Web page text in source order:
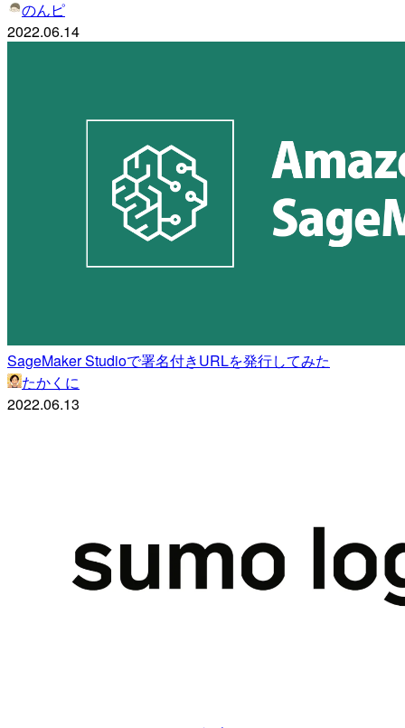
のんピ
2022.06.14
SageMaker Studioで署名付きURLを発行してみた
たかくに
2022.06.13